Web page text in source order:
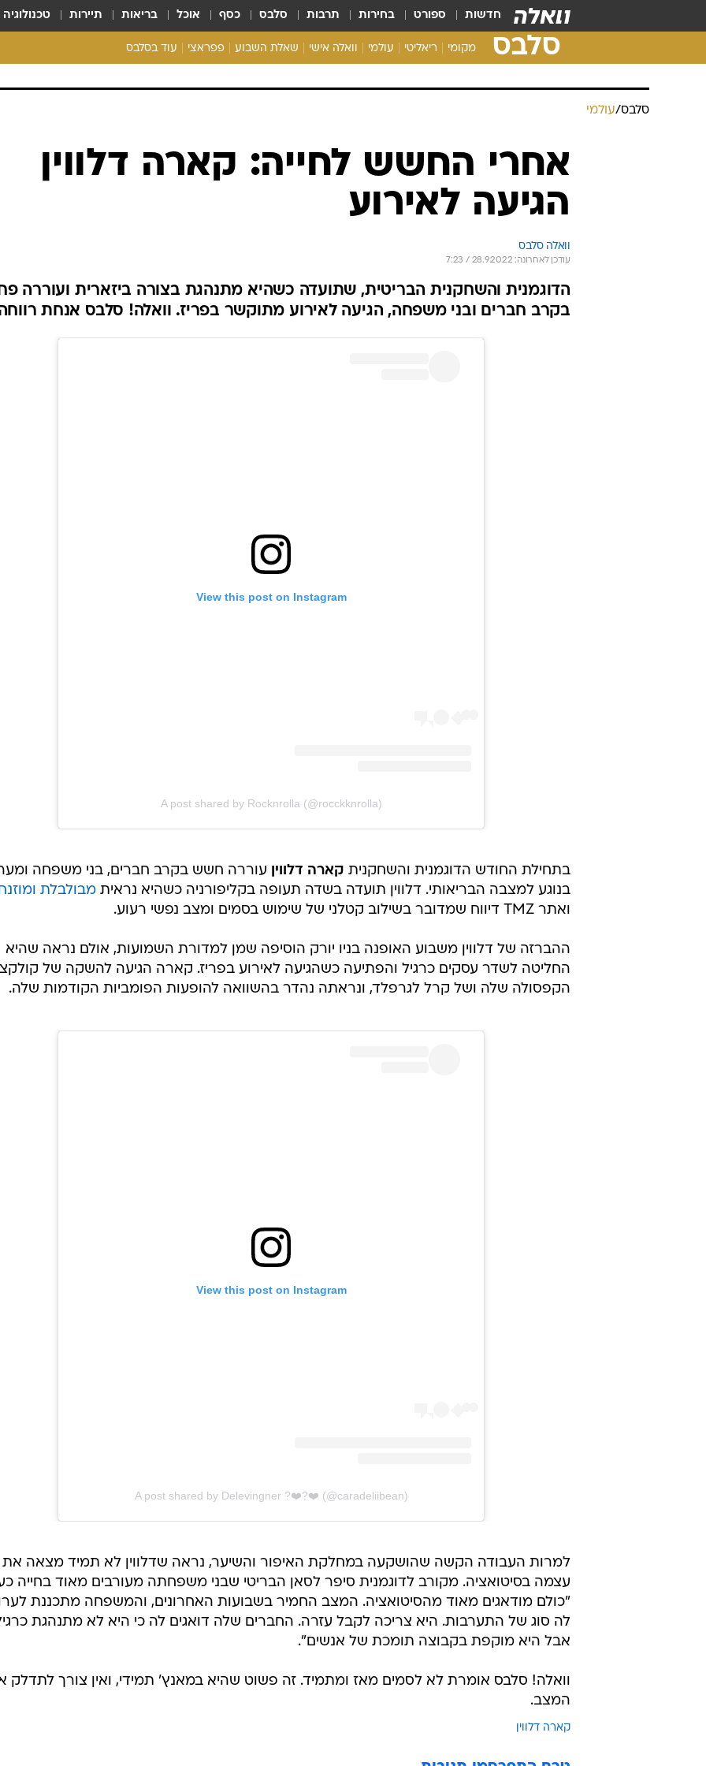
חדשות ספורט בחירות תרבות סלבס כסף אוכל בריאות תיירות טכנולוגיה
סלבס מקומי ריאליטי עולמי וואלה אישי שאלת השבוע פפראצי עוד בסלבס
סלבס/עולמי
אחרי החשש לחייה: קארה דלווין
הגיעה לאירוע
וואלה סלבס
עודכן לאחרונה: 28.9.2022 / 7:23
הדוגמנית והשחקנית הבריטית, שתועדה כשהיא מתנהגת בצורה ביזארית ועוררה
בקרב חברים ובני משפחה, הגיעה לאירוע מתוקשר בפריז. וואלה! סלבס אנחת
View this post on Instagram
A post shared by Rocknrolla (@rocckknrolla)
בתחילת החודש הדוגמנית והשחקנית קארה דלווין עוררה חשש בקרב חברים, בני משפחה
בנוגע למצבה הבריאותי. דלווין תועדה בשדה תעופה בקליפורניה כשהיא נראית מבולבלת
ואתר TMZ דיווח שמדובר בשילוב קטלני של שימוש בסמים ומצב נפשי רעוע.
ההברזה של דלווין משבוע האופנה בניו יורק הוסיפה שמן למדורת השמועות, אולם נראה שהיא
החליטה לשדר עסקים כרגיל והפתיעה כשהגיעה לאירוע בפריז. קארה הגיעה להשקה של
הקפסולה שלה ושל קרל לגרפלד, ונראתה נהדר בהשוואה להופעות הפומביות הקודמות שלה.
View this post on Instagram
A post shared by Delevingner ?❤️‍?❤️ (@caradeliibean)
למרות העבודה הקשה שהושקעה במחלקת האיפור והשיער, נראה שדלווין לא תמיד מצאה את
עצמה בסיטואציה. מקורב לדוגמנית סיפר לסאן הבריטי שבני משפחתה מעורבים מאוד בחייה
"כולם מודאגים מאוד מהסיטואציה. המצב החמיר בשבועות האחרונים, והמשפחה מתכננת
לה סוג של התערבות. היא צריכה לקבל עזרה. החברים שלה דואגים לה כי היא לא מתנהגת
אבל היא מוקפת בקבוצה תומכת של אנשים".
וואלה! סלבס אומרת לא לסמים מאז ומתמיד. זה פשוט שהיא במאנץ' תמידי, ואין צורך לתדלק
המצב.
קארה דלווין